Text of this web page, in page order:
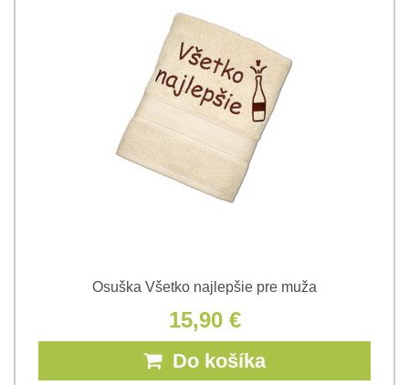
Osuška Všetko najlepšie pre muža
15,90 €
Do košíka